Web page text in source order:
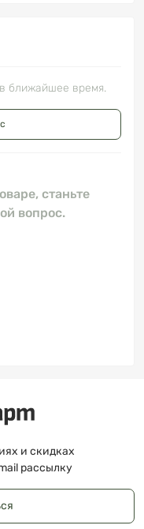
ближайшее время.
станьте
вопрос.
и скидках
рассылку